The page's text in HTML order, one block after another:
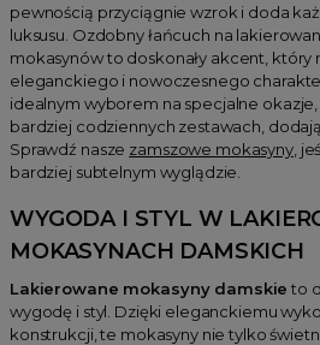
pewnością przyciągnie wzrok i doda
luksusu. Ozdobny łańcuch na
mokasynów to doskonały akcent, który
eleganckiego i nowoczesnego
idealnym wyborem na specjalne
bardziej codziennych zestawach,
Sprawdź nasze zamszowe mokasyny,
bardziej subtelnym wyglądzie.
WYGODA I STYL W
MOKASYNACH DAMSKICH
Lakierowane mokasyny damskie to
wygodę i styl. Dzięki eleganckiemu
konstrukcji, te mokasyny nie tylko